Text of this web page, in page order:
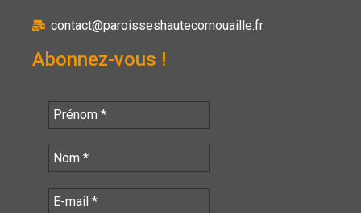
contact@paroisseshautecornouaille.fr
Abonnez-vous !